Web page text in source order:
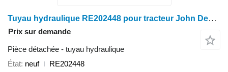
Tuyau hydraulique RE202448 pour tracteur John Deere 8120, 8220, 8320, 8420, 8520, 8130, 8230, 8330, 8430, 8530, 8225R, 8235R, 8245R, 8260R, 8270R, 8285R, 8295R, 8310R, 8320R, 8335R, 8345R, 8360R, 8370R
Prix sur demande
Pièce détachée - tuyau hydraulique
État neuf
RE202448